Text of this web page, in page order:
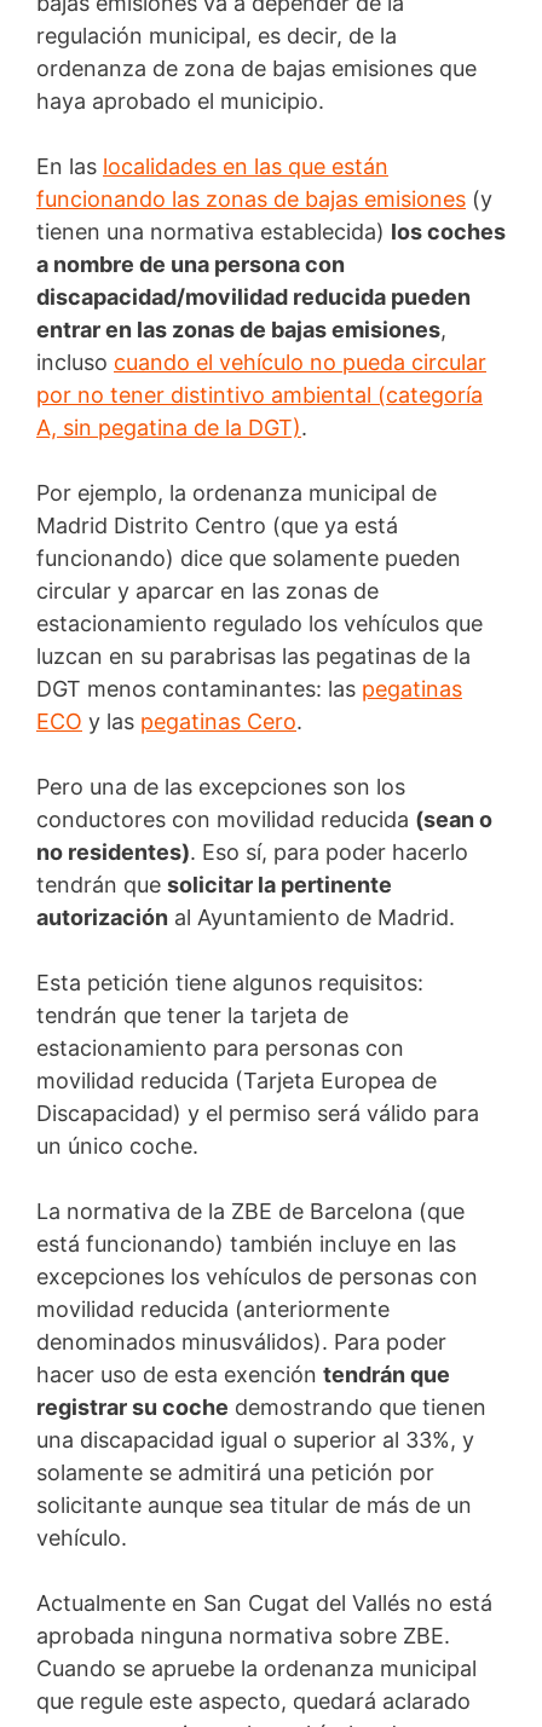
regulación municipal, es decir, de la
ordenanza de zona de bajas emisiones que
haya aprobado el municipio.
En las localidades en las que están
funcionando las zonas de bajas emisiones (y
tienen una normativa establecida) los coches
a nombre de una persona con
discapacidad/movilidad reducida pueden
entrar en las zonas de bajas emisiones,
incluso cuando el vehículo no pueda circular
por no tener distintivo ambiental (categoría
A, sin pegatina de la DGT).
Por ejemplo, la ordenanza municipal de
Madrid Distrito Centro (que ya está
funcionando) dice que solamente pueden
circular y aparcar en las zonas de
estacionamiento regulado los vehículos que
luzcan en su parabrisas las pegatinas de la
DGT menos contaminantes: las pegatinas
ECO y las pegatinas Cero.
Pero una de las excepciones son los
conductores con movilidad reducida (sean o
no residentes). Eso sí, para poder hacerlo
tendrán que solicitar la pertinente
autorización al Ayuntamiento de Madrid.
Esta petición tiene algunos requisitos:
tendrán que tener la tarjeta de
estacionamiento para personas con
movilidad reducida (Tarjeta Europea de
Discapacidad) y el permiso será válido para
un único coche.
La normativa de la ZBE de Barcelona (que
está funcionando) también incluye en las
excepciones los vehículos de personas con
movilidad reducida (anteriormente
denominados minusválidos). Para poder
hacer uso de esta exención tendrán que
registrar su coche demostrando que tienen
una discapacidad igual o superior al 33%, y
solamente se admitirá una petición por
solicitante aunque sea titular de más de un
vehículo.
Actualmente en San Cugat del Vallés no está
aprobada ninguna normativa sobre ZBE.
Cuando se apruebe la ordenanza municipal
que regule este aspecto, quedará aclarado